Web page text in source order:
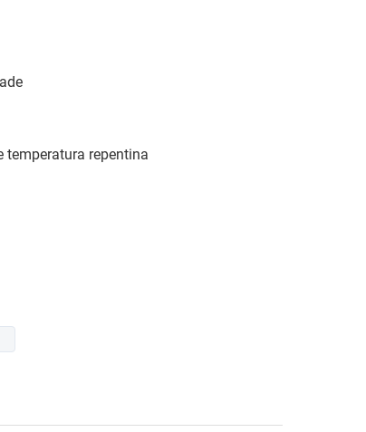
temperatura repentina